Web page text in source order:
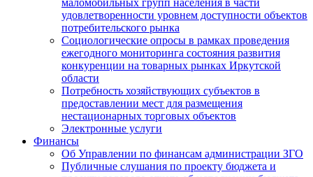
маломобильных групп населения в части
удовлетворенности уровнем доступности объектов
потребительского рынка
Социологические опросы в рамках проведения
ежегодного мониторинга состояния развития
конкуренции на товарных рынках Иркутской
области
Потребность хозяйствующих субъектов в
предоставлении мест для размещения
нестационарных торговых объектов
Электронные услуги
Финансы
Об Управлении по финансам администрации ЗГО
Публичные слушания по проекту бюджета и